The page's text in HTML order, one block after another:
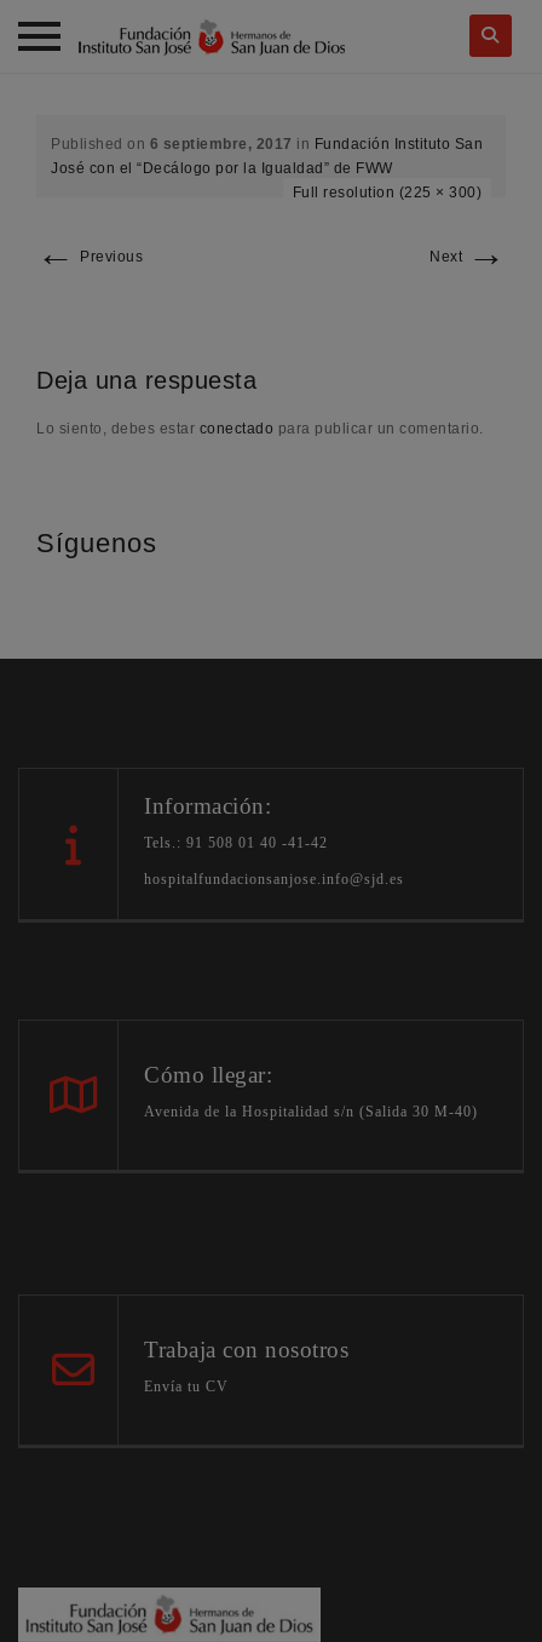
Published on 6 septiembre, 2017 in Fundación Instituto San
José con el “Decálogo por la Igualdad” de FWW
Full resolution (225 × 300)
← Previous Next →
Deja una respuesta
Lo siento, debes estar conectado para publicar un comentario.
Síguenos
Información:
Tels.: 91 508 01 40 -41-42
hospitalfundacionsanjose.info@sjd.es
Cómo llegar:
Avenida de la Hospitalidad s/n (Salida 30 M-40)
Trabaja con nosotros
Envía tu CV